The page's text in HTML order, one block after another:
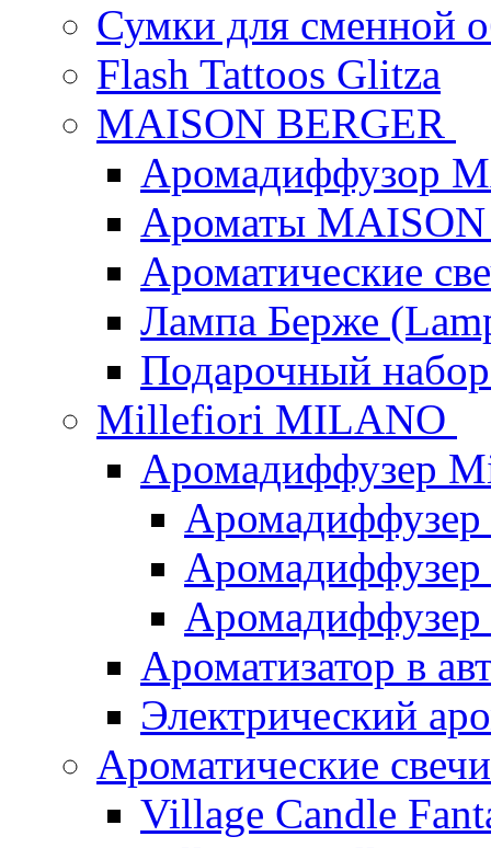
Сумки для сменной
Flash Tattoos Glitza
MAISON BERGER
Аромадиффузор
Ароматы
Ароматические
Лампа Берже
Подарочный
Millefiori MILANO
Аромадиффузер
Ароматизатор в
Электрический
Ароматические
Village Candle